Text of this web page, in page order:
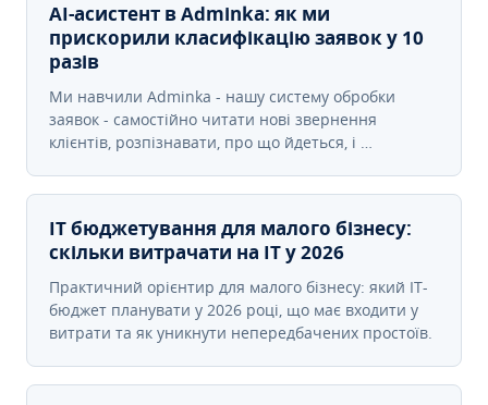
AI-асистент в Adminka: як ми
прискорили класифікацію заявок у 10
разів
Ми навчили Adminka - нашу систему обробки
заявок - самостійно читати нові звернення
клієнтів, розпізнавати, про що йдеться, і …
IT бюджетування для малого бізнесу:
скільки витрачати на IT у 2026
Практичний орієнтир для малого бізнесу: який IT-
бюджет планувати у 2026 році, що має входити у
витрати та як уникнути непередбачених простоїв.